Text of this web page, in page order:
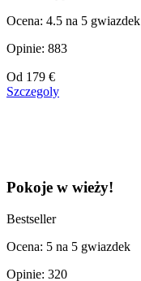
Ocena: 4.5 na 5 gwiazdek
Opinie: 883
Cena
od
Od 179 €
Szczegoly
Pokoje w wieży!
Bestseller
Ocena: 5 na 5 gwiazdek
Opinie: 320